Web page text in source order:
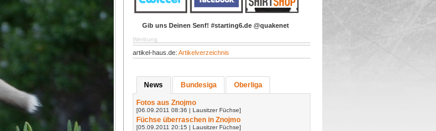
Gib uns Deinen Senf! #starting6.de @quakenet
Werbung
artikel-haus.de: Artikelverzeichnis
News Bundesiga Oberliga
Fotos aus Znojmo
[06.09.2011 08:36 | Lausitzer Füchse]
Füchse überraschen in Znojmo
[05.09.2011 20:15 | Lausitzer Füchse]